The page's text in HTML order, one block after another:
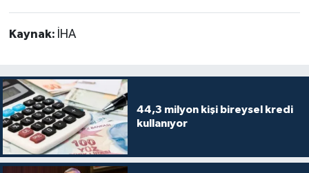
Kaynak: İHA
44,3 milyon kişi bireysel kredi
kullanıyor